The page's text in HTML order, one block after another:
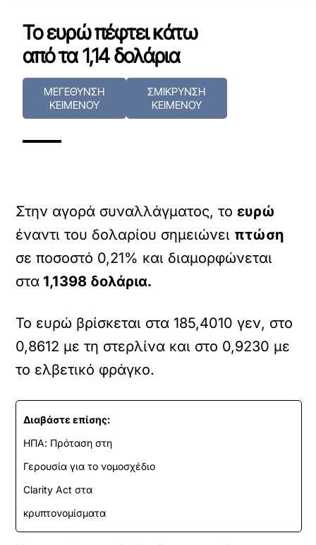
Το ευρώ πέφτει κάτω
από τα 1,14 δολάρια
ΜΕΓΕΘΥΝΣΗ
ΚΕΙΜΕΝΟΥ
ΣΜΙΚΡΥΝΣΗ
ΚΕΙΜΕΝΟΥ
Στην αγορά συναλλάγματος, τοευρώ
έναντι του δολαρίου σημειώνει πτώση
σε ποσοστό 0,21% και διαμορφώνεται
στα 1,1398 δολάρια.
Το ευρώ βρίσκεται στα 185,4010 γεν, στο
0,8612 με τη στερλίνα και στο 0,9230 με
το ελβετικό φράγκο.
Διαβάστε επίσης:
ΗΠΑ: Πρόταση στη
Γερουσία για το νομοσχέδιο
Clarity Act στα
κρυπτονομίσματα